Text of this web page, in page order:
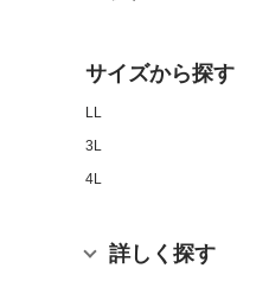
サイズから探す
LL
3L
4L
詳しく探す